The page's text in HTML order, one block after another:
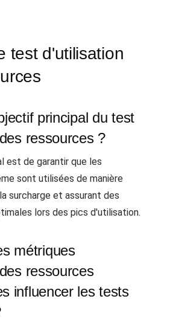
test d'utilisation
principal du test
ressources ?
est de garantir que les
sont utilisées de manière
surcharge et assurant des
lors des pics d'utilisation.
métriques
ressources
influencer les tests